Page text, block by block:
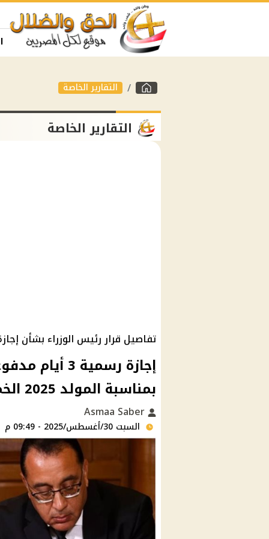
التقارير الخاصة
التقارير الخاصة
تفاصيل قرار رئيس الوزراء بشأن
إجازة رسمية
بمناسبة المولد 2025 الخميس المقبل
السبت 30/أغسطس/2025 - 09:49 م